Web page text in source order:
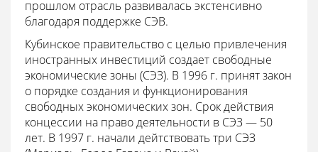
прошлом отрасль развивалась экстенсивно
благодаря поддержке СЭВ.
Кубинское правительство с целью привлечения
иностранных инвестиций создает свободные
экономические зоны (СЭЗ). В 1996 г. принят закон
о порядке создания и функционирования
свободных экономических зон. Срок действия
концессии на право деятельности в СЭЗ — 50
лет. В 1997 г. начали дейтствовать три СЭЗ